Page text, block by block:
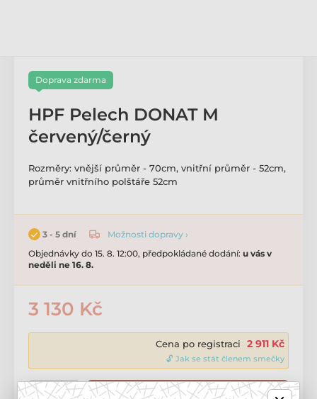
Doprava zdarma
HPF Pelech DONAT M
červený/černý
Rozměry: vnější průměr - 70cm, vnitřní průměr - 52cm,
průměr vnitřního polštáře 52cm
3 - 5 dní
Možnosti dopravy ›
Objednávky do 15. 8. 12:00, předpokládané dodání: u vás v
neděli ne 16. 8.
3 130 Kč
Cena po registraci 2 911 Kč
🔓 Jak se stát členem smečky